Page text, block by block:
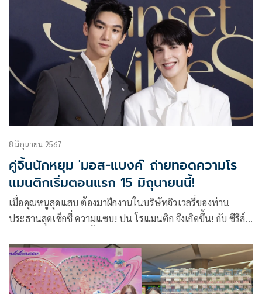
ENTERTAINMENT” อย่างเป็นทางการ
8 มิถุนายน 2567
คู่จิ้นนักหยุม 'มอส-แบงค์' ถ่ายทอดความโร
แมนติกเริ่มตอนแรก 15 มิถุนายนนี้!
เมื่อคุณหนูสุดแสบ ต้องมาฝึกงานในบริษัทจิวเวลรี่ของท่าน
ประธานสุดเซ็กซี่ ความแซบ! ปน โรแมนติก จึงเกิดขึ้น! กับ ซีรีส์